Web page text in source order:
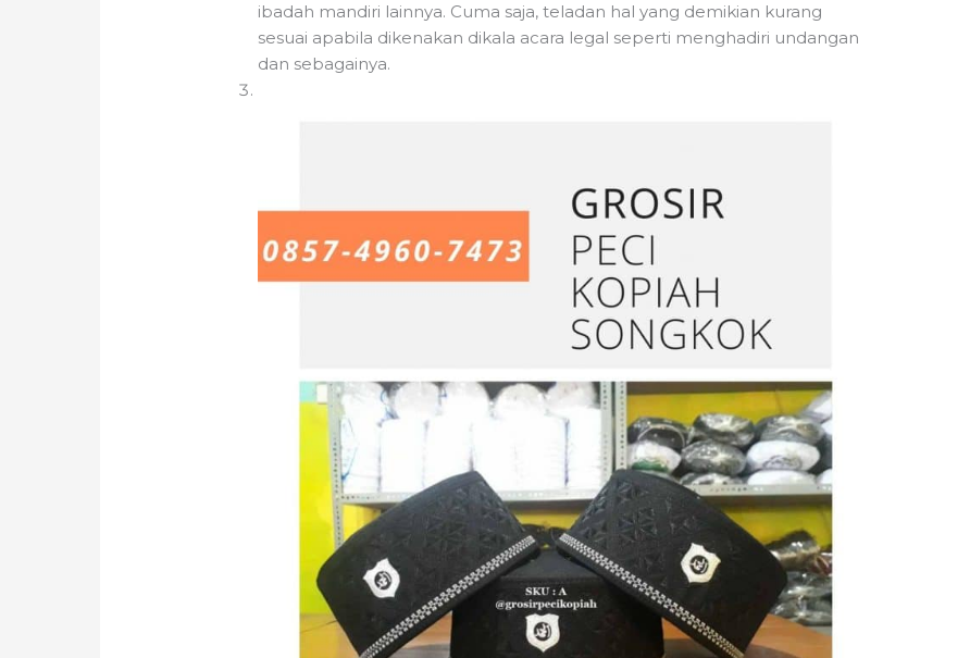
ibadah mandiri lainnya. Cuma saja, teladan hal yang demikian kurang
sesuai apabila dikenakan dikala acara legal seperti menghadiri undangan
dan sebagainya.